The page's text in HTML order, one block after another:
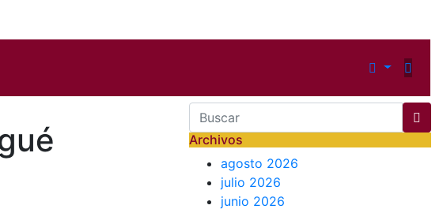
Archivos
agosto 2026
julio 2026
junio 2026